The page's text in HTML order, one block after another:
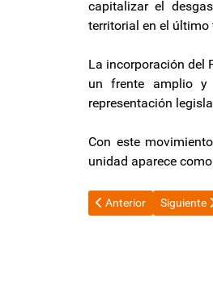
capitalizar el
territorial en el
La incorporación del
un frente amplio y
representación
Con este
unidad aparece
Artículo anterior: Jalil
Anterior Artículo
Siguiente